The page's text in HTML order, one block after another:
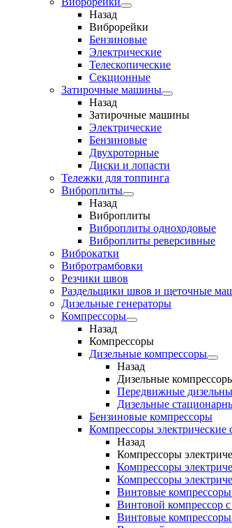
Назад
Виброрейки
Бензиновые
Электрические
Телескопические
Секционные
Затирочные машины
Назад
Затирочные машины
Электрические
Бензиновые
Двухроторные
Диски и лопасти
Тележки для топпинга
Виброплиты
Назад
Виброплиты
Виброплиты одноходовые
Виброплиты реверсивные
Виброкатки
Вибротрамбовки
Резчики швов
Раздельщики швов и щеточные
Дизельные генераторы
Компрессоры
Назад
Компрессоры
Дизельные компрессоры
Назад
Дизельные
Передвижные
Дизельные
Бензиновые компрессоры
Компрессоры электрические
Назад
Компрессоры
Компрессоры
Компрессоры
Винтовые
Винтовой компрессор
Винтовые